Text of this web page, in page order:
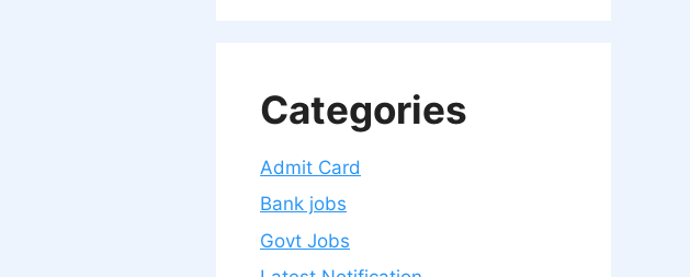
Categories
Admit Card
Bank jobs
Govt Jobs